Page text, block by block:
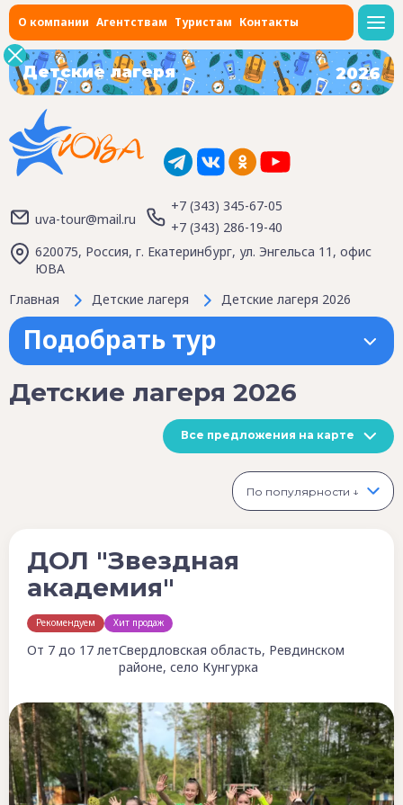
О компании Агентствам Туристам Контакты
Детские лагеря 2026
uva-tour@mail.ru
+7 (343) 345-67-05
+7 (343) 286-19-40
620075, Россия, г. Екатеринбург, ул. Энгельса 11, офис
ЮВА
Главная
Детские лагеря Детские лагеря 2026
Подобрать тур
Детские лагеря 2026
Все предложения на карте
По популярности ↓
ДОЛ "Звездная
академия"
Рекомендуем Хит продаж
От 7 до 17 летСвердловская область, Ревдинском
районе, село Кунгурка